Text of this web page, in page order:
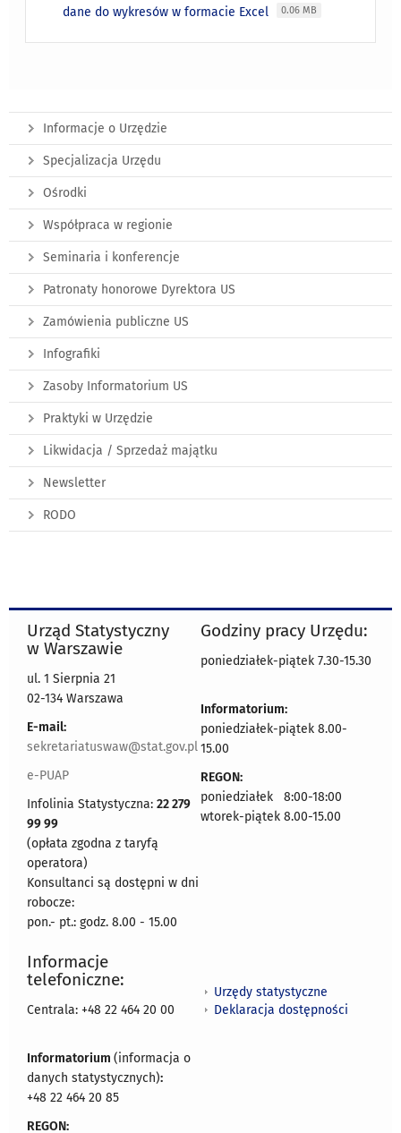
dane do wykresów w formacie Excel
0.06 MB
Informacje o Urzędzie
Specjalizacja Urzędu
Ośrodki
Współpraca w regionie
Seminaria i konferencje
Patronaty honorowe Dyrektora US
Zamówienia publiczne US
Infografiki
Zasoby Informatorium US
Praktyki w Urzędzie
Likwidacja / Sprzedaż majątku
Newsletter
RODO
Urząd Statystyczny
w Warszawie
ul. 1 Sierpnia 21
02-134 Warszawa
E-mail:
sekretariatuswaw@stat.gov.pl
e-PUAP
Infolinia Statystyczna: 22 279
99 99
(opłata zgodna z taryfą
operatora)
Konsultanci są dostępni w dni
robocze:
pon.- pt.: godz. 8.00 - 15.00
Godziny pracy Urzędu:
poniedziałek-piątek 7.30-15.30
Informatorium:
poniedziałek-piątek 8.00-
15.00
REGON:
poniedziałek 8:00-18:00
wtorek-piątek 8.00-15.00
Informacje
telefoniczne:
Centrala: +48 22 464 20 00
Informatorium (informacja o
danych statystycznych):
+48 22 464 20 85
REGON:
Urzędy statystyczne
Deklaracja dostępności